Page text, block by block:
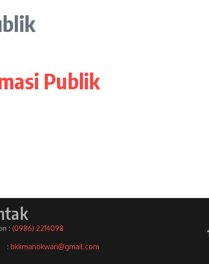
Publik
: (0986) 2214098
: bkkmanokwari@gmail.com